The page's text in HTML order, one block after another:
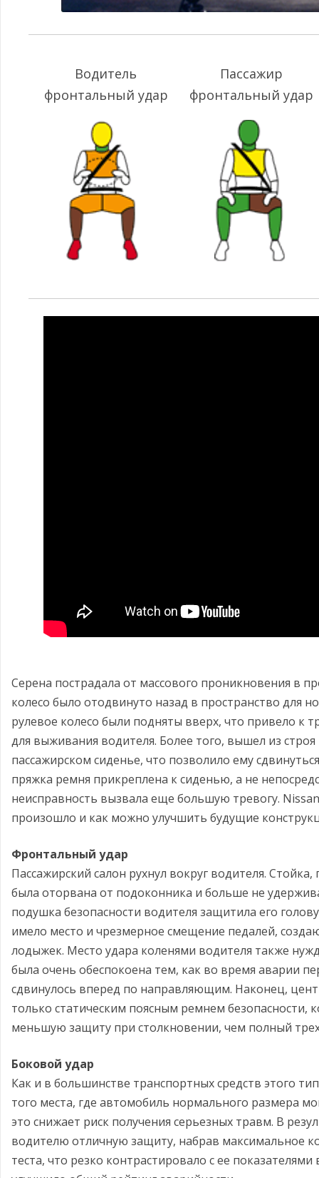
Водитель
фронтальный удар
Пассажир
фронтальный удар
Серена пострадала от массового проникновения в
колесо было отодвинуто назад в пространство для
рулевое колесо были подняты вверх, что привело к
для выживания водителя. Более того, вышел из
пассажирском сиденье, что позволило ему
пряжка ремня прикреплена к сиденью, а не
неисправность вызвала еще большую тревогу.
произошло и как можно улучшить будущие
Фронтальный удар
Пассажирский салон рухнул вокруг водителя.
была оторвана от подоконника и больше не
подушка безопасности водителя защитила его
имело место и чрезмерное смещение педалей,
лодыжек. Место удара коленями водителя также
была очень обеспокоена тем, как во время аварии
сдвинулось вперед по направляющим. Наконец,
только статическим поясным ремнем безопасности,
меньшую защиту при столкновении, чем полный
Боковой удар
Как и в большинстве транспортных средств этого
того места, где автомобиль нормального размера
это снижает риск получения серьезных травм. В
водителю отличную защиту, набрав максимальное
теста, что резко контрастировало с ее